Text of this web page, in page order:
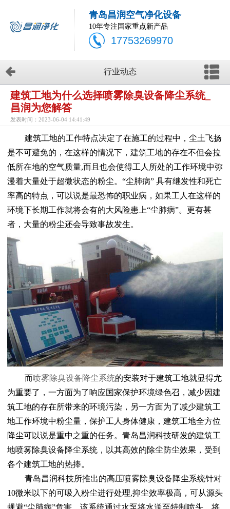
青岛昌润空气净化设备
10年专注国家重点新产品
17753269970
行业动态
建筑工地为什么选择喷雾除臭设备降尘系统_
昌润为您解答
发表时间：2023-06-04 14:41:49
建筑工地的工作特点决定了在施工的过程中，尘土飞扬
是不可避免的，在这样的情况下，建筑工地的存在不但会拉
低所在地的空气质量,而且也会使得工人所处的工作环境中弥
漫着大量处于超微状态的粉尘。“尘肺病” 具有继发性和死亡
率高的特点，可以说是最恐怖的职业病，如果工人在这样的
环境下长期工作就将会有的大风险患上“尘肺病”。更有甚
者，大量的粉尘还会导致事故发生。
而喷雾除臭设备降尘系统的安装对于建筑工地就显得尤
为重要了，一方面为了响应国家保护环境绿色召，减少因建
筑工地的存在所带来的环境污染，另一方面为了减少建筑工
地工作环境中粉尘量，保护工人身体健康，建筑工地全方位
降尘可以说是重中之重的任务。青岛昌润科技研发的建筑工
地喷雾除臭设备降尘系统，以其高效的除尘防尘效果，受到
各个建筑工地的热捧。
青岛昌润科技所推出的高压喷雾除臭设备降尘系统针对
10微米以下的可吸入粉尘进行处理,抑尘效率极高，可从源头
规避“尘肺病”危害。该系统通过水泵将水送至特制喷头，将